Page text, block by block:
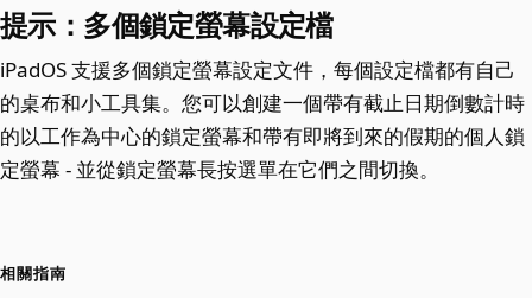
提示：多個鎖定螢幕設定檔
iPadOS 支援多個鎖定螢幕設定文件，每個設定檔都有自己
的桌布和小工具集。您可以創建一個帶有截止日期倒數計時
的以工作為中心的鎖定螢幕和帶有即將到來的假期的個人鎖
定螢幕 - 並從鎖定螢幕長按選單在它們之間切換。
相關指南